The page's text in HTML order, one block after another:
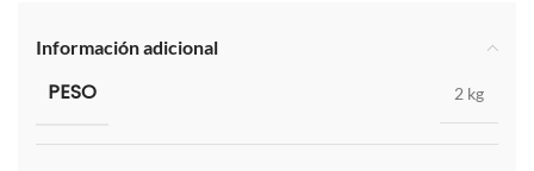
Información adicional
PESO 2 kg